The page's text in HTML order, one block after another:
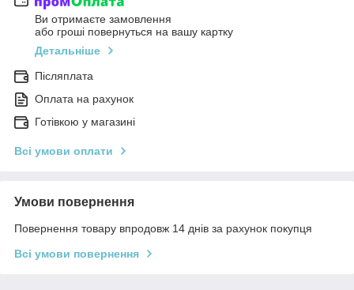
Ви отримаєте замовлення
або гроші повернуться на вашу картку
Детальніше
Післяплата
Оплата на рахунок
Готівкою у магазині
Всі умови оплати
Умови повернення
Повернення товару впродовж 14 днів за рахунок покупця
Всі умови повернення